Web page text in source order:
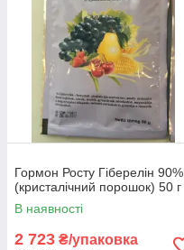
Гормон Росту Гіберелін 90%
(кристалічний порошок) 50 г
В наявності
2 723 ₴/упаковка